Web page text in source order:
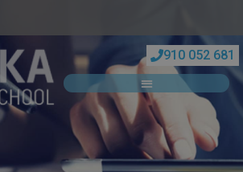
910 052 681